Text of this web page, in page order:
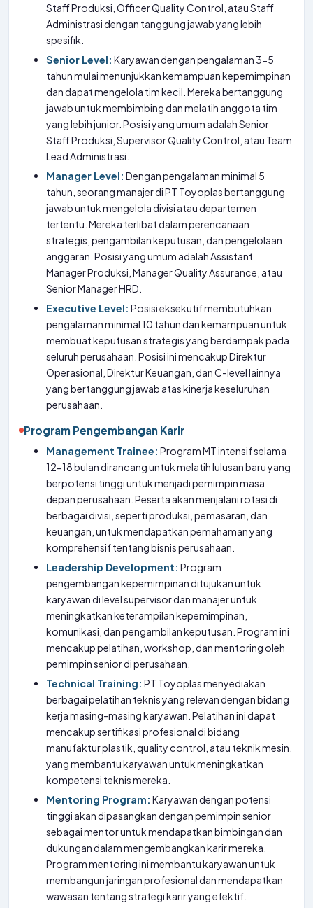
Staff Produksi, Officer Quality Control, atau Staff
Administrasi dengan tanggung jawab yang lebih
spesifik.
Senior Level: Karyawan dengan pengalaman 3-5
tahun mulai menunjukkan kemampuan kepemimpinan
dan dapat mengelola tim kecil. Mereka bertanggung
jawab untuk membimbing dan melatih anggota tim
yang lebih junior. Posisi yang umum adalah Senior
Staff Produksi, Supervisor Quality Control, atau Team
Lead Administrasi.
Manager Level: Dengan pengalaman minimal 5
tahun, seorang manajer di PT Toyoplas bertanggung
jawab untuk mengelola divisi atau departemen
tertentu. Mereka terlibat dalam perencanaan
strategis, pengambilan keputusan, dan pengelolaan
anggaran. Posisi yang umum adalah Assistant
Manager Produksi, Manager Quality Assurance, atau
Senior Manager HRD.
Executive Level: Posisi eksekutif membutuhkan
pengalaman minimal 10 tahun dan kemampuan untuk
membuat keputusan strategis yang berdampak pada
seluruh perusahaan. Posisi ini mencakup Direktur
Operasional, Direktur Keuangan, dan C-level lainnya
yang bertanggung jawab atas kinerja keseluruhan
perusahaan.
Program Pengembangan Karir
Management Trainee: Program MT intensif selama
12-18 bulan dirancang untuk melatih lulusan baru yang
berpotensi tinggi untuk menjadi pemimpin masa
depan perusahaan. Peserta akan menjalani rotasi di
berbagai divisi, seperti produksi, pemasaran, dan
keuangan, untuk mendapatkan pemahaman yang
komprehensif tentang bisnis perusahaan.
Leadership Development: Program
pengembangan kepemimpinan ditujukan untuk
karyawan di level supervisor dan manajer untuk
meningkatkan keterampilan kepemimpinan,
komunikasi, dan pengambilan keputusan. Program ini
mencakup pelatihan, workshop, dan mentoring oleh
pemimpin senior di perusahaan.
Technical Training: PT Toyoplas menyediakan
berbagai pelatihan teknis yang relevan dengan bidang
kerja masing-masing karyawan. Pelatihan ini dapat
mencakup sertifikasi profesional di bidang
manufaktur plastik, quality control, atau teknik mesin,
yang membantu karyawan untuk meningkatkan
kompetensi teknis mereka.
Mentoring Program: Karyawan dengan potensi
tinggi akan dipasangkan dengan pemimpin senior
sebagai mentor untuk mendapatkan bimbingan dan
dukungan dalam mengembangkan karir mereka.
Program mentoring ini membantu karyawan untuk
membangun jaringan profesional dan mendapatkan
wawasan tentang strategi karir yang efektif.